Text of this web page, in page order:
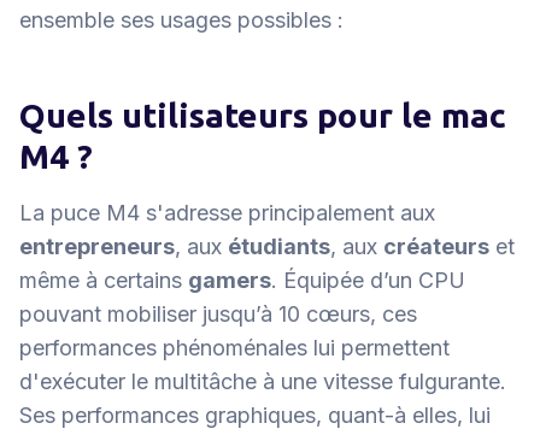
ensemble ses usages possibles :
Quels utilisateurs pour le mac
M4 ?
La puce M4 s'adresse principalement aux
entrepreneurs, aux étudiants, aux créateurs et
même à certains gamers. Équipée d’un CPU
pouvant mobiliser jusqu’à 10 cœurs, ces
performances phénoménales lui permettent
d'exécuter le multitâche à une vitesse fulgurante.
Ses performances graphiques, quant-à elles, lui